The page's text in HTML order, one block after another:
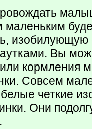
Вы
кормления
Совсем
четкие
Они